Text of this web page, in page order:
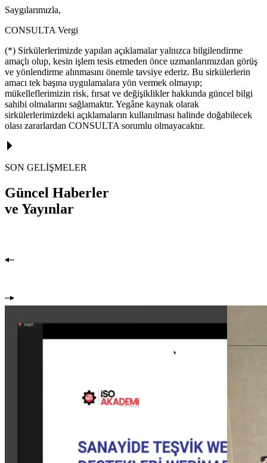
Saygılarımızla,
CONSULTA Vergi
(*) Sirkülerlerimizde yapılan açıklamalar yalnızca bilgilendirme
amaçlı olup, kesin işlem tesis etmeden önce uzmanlarımızdan görüş
ve yönlendirme alınmasını önemle tavsiye ederiz. Bu sirkülerlerin
amacı tek başına uygulamalara yön vermek olmayıp;
mükelleflerimizin risk, fırsat ve değişiklikler hakkında güncel bilgi
sahibi olmalarını sağlamaktır. Yegâne kaynak olarak
sirkülerlerimizdeki açıklamaların kullanılması halinde doğabilecek
olası zararlardan CONSULTA sorumlu olmayacaktır.
SON GELİŞMELER
Güncel Haberler
ve Yayınlar